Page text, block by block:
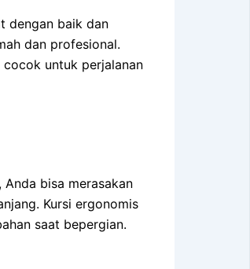
dengan baik dan
dan profesional.
untuk perjalanan
, Anda bisa merasakan
Kursi ergonomis
saat bepergian.